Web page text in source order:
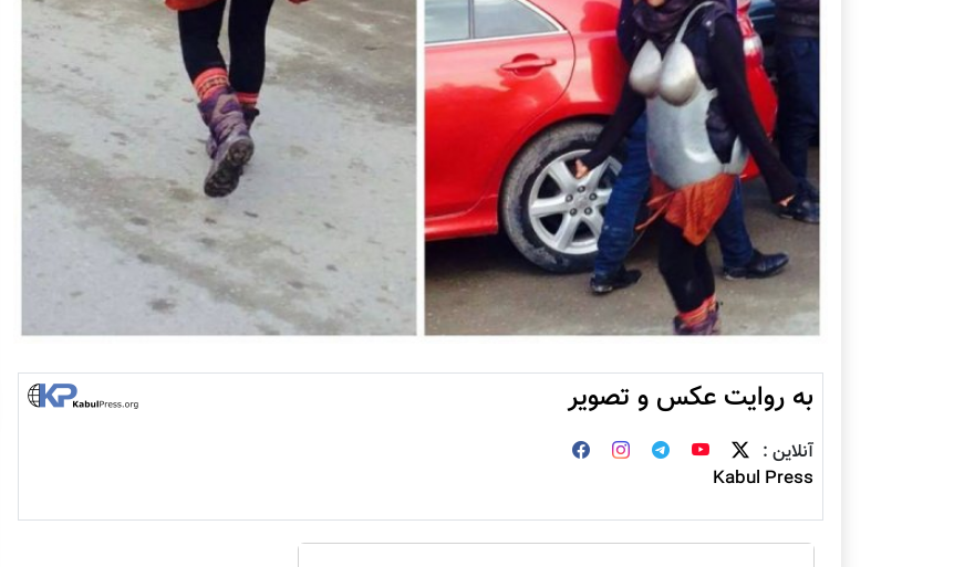
به روایت عکس و تصویر
آنلاین :
Kabul Press